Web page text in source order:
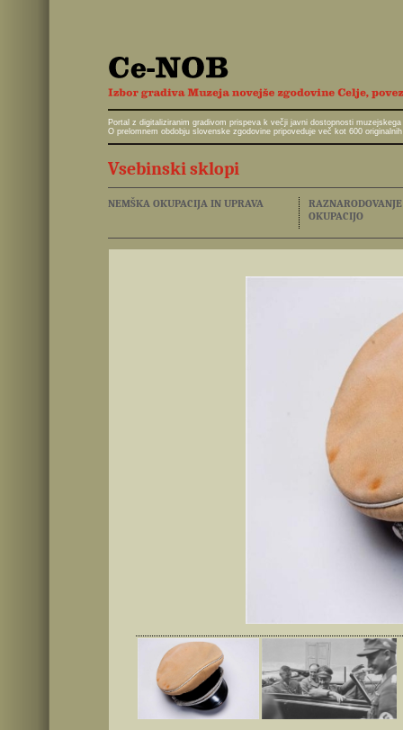
Portal z digitaliziranim gradivom prispeva k večji javni dostopnosti
O prelomnem obdobju slovenske zgodovine pripoveduje več kot 600
Vsebinski sklopi
NEMŠKA OKUPACIJA IN UPRAVA
OKUPACIJO